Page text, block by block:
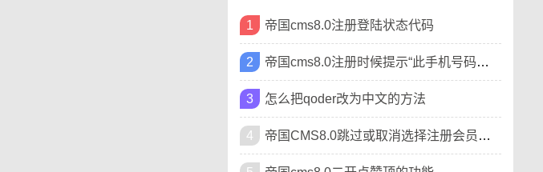
1 帝国cms8.0注册登陆状态代码
2 帝国cms8.0注册时候提示“此手机号码已被注册”
3 怎么把qoder改为中文的方法
4 帝国CMS8.0跳过或取消选择注册会员类型方法